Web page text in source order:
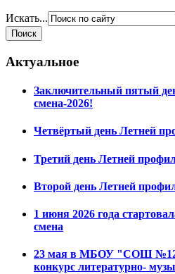
Искать...
Актуальное
Заключительный пятый
смена-2026!
Четвёртый день Летней
Третий день Летней
Второй день Летней
1 июня 2026 года
смена
23 мая в МБОУ "СОШ
конкурс литературно-